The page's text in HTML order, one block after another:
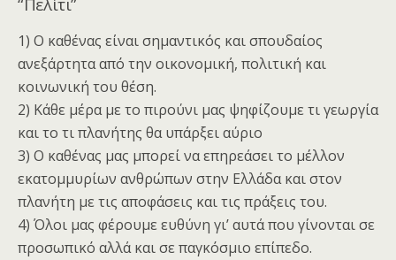
1) Ο καθένας είναι σημαντικός και σπουδαίος
ανεξάρτητα από την οικονομική, πολιτική και
κοινωνική του θέση.
2) Κάθε μέρα με το πιρούνι μας ψηφίζουμε τι γεωργία
και το τι πλανήτης θα υπάρξει αύριο
3) Ο καθένας μας μπορεί να επηρεάσει το μέλλον
εκατομμυρίων ανθρώπων στην Ελλάδα και στον
πλανήτη με τις αποφάσεις και τις πράξεις του.
4) Όλοι μας φέρουμε ευθύνη γι’ αυτά που γίνονται σε
προσωπικό αλλά και σε παγκόσμιο επίπεδο.